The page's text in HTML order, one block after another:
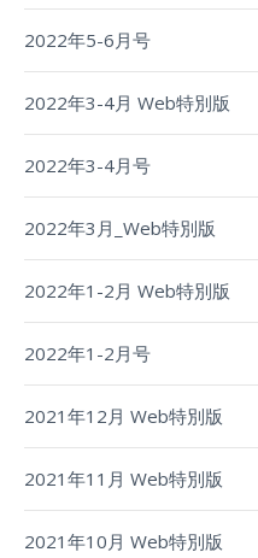
2022年5-6月号
2022年3-4月 Web特別版
2022年3-4月号
2022年3月_Web特別版
2022年1-2月 Web特別版
2022年1-2月号
2021年12月 Web特別版
2021年11月 Web特別版
2021年10月 Web特別版